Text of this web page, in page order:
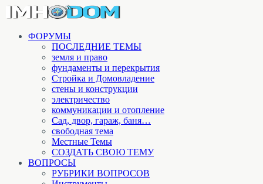
ФОРУМЫ
ПОСЛЕДНИЕ ТЕМЫ
земля и право
фундаменты и перекрытия
Стройка и Домовладение
стены и конструкции
электричество
коммуникации и отопление
Cад, двор, гараж, баня…
свободная тема
Местные Темы
СОЗДАТЬ СВОЮ ТЕМУ
ВОПРОСЫ
РУБРИКИ ВОПРОСОВ